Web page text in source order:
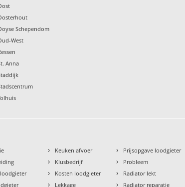
Schependom
West
Anna
› Keuken afvoer
› Klusbedrijf
› Kosten loodgieter
› Lekkage
› Prijsopgave loodgieter
› Probleem
› Radiator lekt
› Radiator reparatie